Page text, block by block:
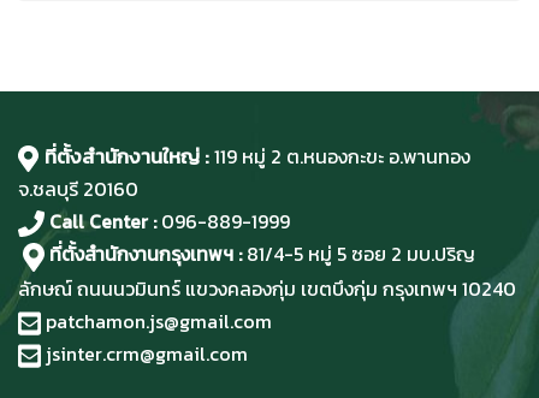
ที่ตั้งสำนักงานใหญ่ :119 หมู่ 2 ต.หนองกะขะ อ.พานทอง
จ.ชลบุรี 20160
Call Center :096-889-1999
ที่ตั้งสำนักงานกรุงเทพฯ : 81/4-5 หมู่ 5 ซอย 2 มบ.ปริญ
ลักษณ์ ถนนนวมินทร์ แขวงคลองกุ่ม เขตบึงกุ่ม กรุงเทพฯ 10240
patchamon.js@gmail.com
jsinter.crm@gmail.com